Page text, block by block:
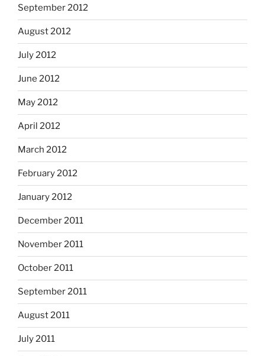
September 2012
August 2012
July 2012
June 2012
May 2012
April 2012
March 2012
February 2012
January 2012
December 2011
November 2011
October 2011
September 2011
August 2011
July 2011